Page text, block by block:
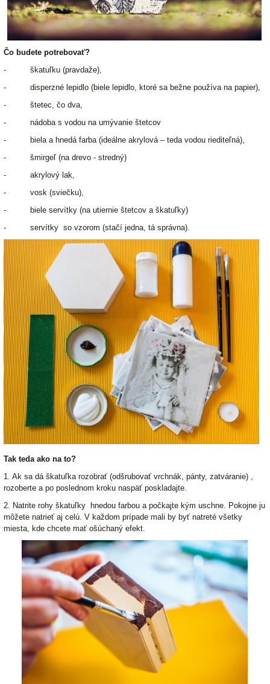
Čo budete potrebovať?
- škatuľku (pravdaže),
- disperzné lepidlo (biele lepidlo, ktoré sa bežne používa na papier),
- štetec, čo dva,
- nádoba s vodou na umývanie štetcov
- biela a hnedá farba (ideálne akrylová – teda vodou riediteľná),
- šmirgeľ (na drevo - stredný)
- akrylový lak,
- vosk (sviečku),
- biele servítky (na utiernie štetcov a škatuľky)
- servítky so vzorom (stačí jedna, tá správna).
Tak teda ako na to?
1. Ak sa dá škatuľka rozobrať (odšrubovať vrchnák, pánty, zatváranie) ,
rozoberte a po poslednom kroku naspäť poskladajte.
2. Natrite rohy škatuľky hnedou farbou a počkajte kým uschne. Pokojne ju
môžete natrieť aj celú. V každom prípade mali by byť natreté všetky
miesta, kde chcete mať ošúchaný efekt.